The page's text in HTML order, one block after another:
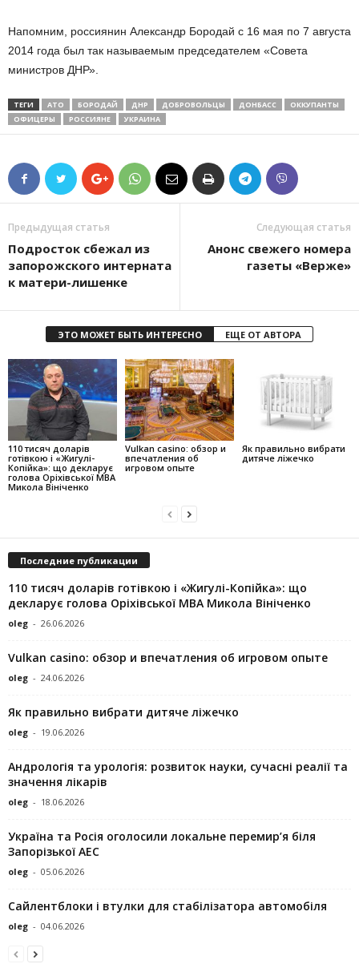
Напомним, россиянин Александр Бородай с 16 мая по 7 августа
2014 года был так называемым председателем «Совета
министров ДНР».
ТЕГИ АТО БОРОДАЙ ДНР ДОБРОВОЛЬЦЫ ДОНБАСС
ОККУПАНТЫ
ОФИЦЕРЫ
РОССИЯНЕ УКРАИНА
Предыдущая статья
Подросток сбежал из
запорожского интерната
к матери-лишенке
Следующая статья
Анонс свежего номера
газеты «Верже»
ЭТО МОЖЕТ БЫТЬ ИНТЕРЕСНО ЕЩЕ ОТ АВТОРА
110 тисяч доларів
готівкою і «Жигулі-
Копійка»: що декларує
голова Оріхівської МВА
Микола Вініченко
Vulkan casino: обзор и
впечатления об
игровом опыте
Як правильно вибрати
дитяче ліжечко
Последние публикации
110 тисяч доларів готівкою і «Жигулі-Копійка»: що
декларує голова Оріхівської МВА Микола Вініченко
oleg - 26.06.2026
Vulkan casino: обзор и впечатления об игровом опыте
oleg - 24.06.2026
Як правильно вибрати дитяче ліжечко
oleg - 19.06.2026
Андрологія та урологія: розвиток науки, сучасні реалії та
значення лікарів
oleg - 18.06.2026
Україна та Росія оголосили локальне перемир’я біля
Запорізької АЕС
oleg - 05.06.2026
Сайлентблоки і втулки для стабілізатора автомобіля
oleg - 04.06.2026